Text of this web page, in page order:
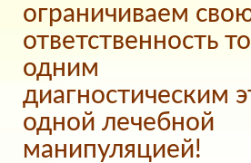
ограничиваем
ответственность
одним
диагностическим
одной лечебной
манипуляцией!